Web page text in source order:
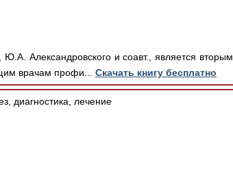
Александровского и соавт., является вторым
врачам профи... Скачать книгу бесплатно
диагностика, лечение